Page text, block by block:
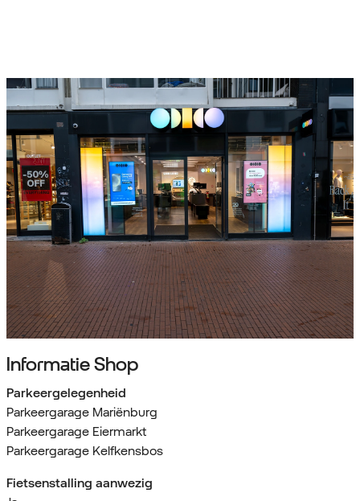
Informatie Shop
Parkeergelegenheid
Parkeergarage Mariënburg
Parkeergarage Eiermarkt
Parkeergarage Kelfkensbos
Fietsenstalling aanwezig